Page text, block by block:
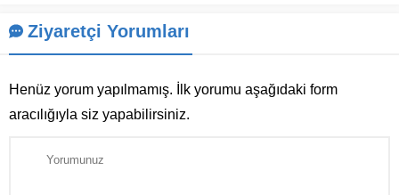
durumdaki ev ve ofis eşyalarını
değerinde satın alarak hem
Ziyaretçi Yorumları
Henüz yorum yapılmamış. İlk yorumu aşağıdaki form
aracılığıyla siz yapabilirsiniz.